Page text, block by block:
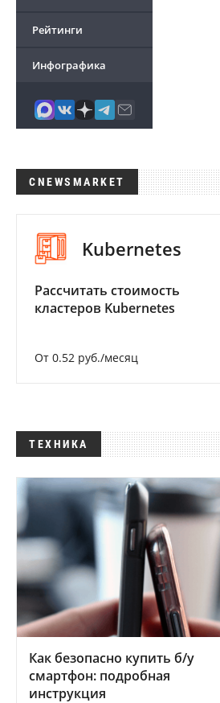
Рейтинги
Инфографика
CNEWSMARKET
Kubernetes
Рассчитать стоимость
кластеров Kubernetes
От 0.52 руб./месяц
ТЕХНИКА
Как безопасно купить б/у
смартфон: подробная
инструкция